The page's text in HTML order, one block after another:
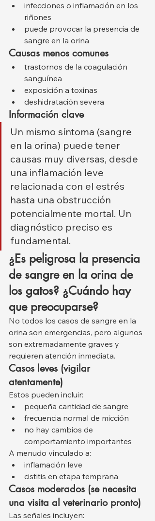
infecciones o inflamación en los
riñones
puede provocar la presencia de
sangre en la orina
Causas menos comunes
trastornos de la coagulación
sanguínea
exposición a toxinas
deshidratación severa
Información clave
Un mismo síntoma (sangre
en la orina) puede tener
causas muy diversas, desde
una inflamación leve
relacionada con el estrés
hasta una obstrucción
potencialmente mortal. Un
diagnóstico preciso es
fundamental.
¿Es peligrosa la presencia
de sangre en la orina de
los gatos? ¿Cuándo hay
que preocuparse?
No todos los casos de sangre en la
orina son emergencias, pero algunos
son extremadamente graves y
requieren atención inmediata.
Casos leves (vigilar
atentamente)
Estos pueden incluir:
pequeña cantidad de sangre
frecuencia normal de micción
no hay cambios de
comportamiento importantes
A menudo vinculado a:
inflamación leve
cistitis en etapa temprana
Casos moderados (se necesita
una visita al veterinario pronto)
Las señales incluyen: